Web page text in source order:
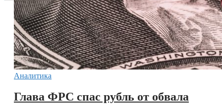
Аналитика
Глава ФРС спас рубль от обвала